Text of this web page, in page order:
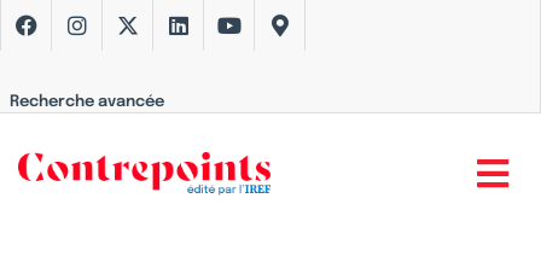
Recherche avancée